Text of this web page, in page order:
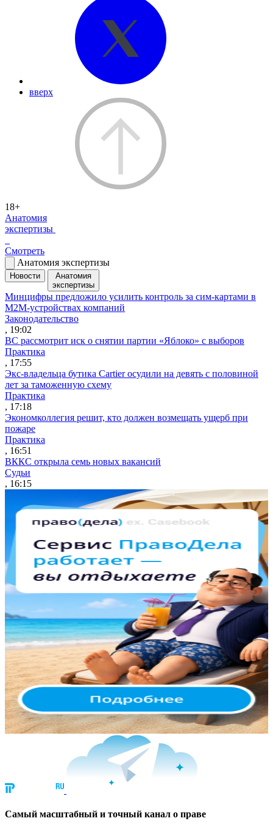
вверх
18+
Анатомия
экспертизы
Смотреть
Анатомия экспертизы
Новости
Анатомия
экспертизы
Минцифры предложило усилить контроль за сим-картами в
M2M-устройствах компаний
Законодательство
, 19:02
ВС рассмотрит иск о снятии партии «Яблоко» с выборов
Практика
, 17:55
Экс-владельца бутика Cartier осудили на девять с половиной
лет за таможенную схему
Практика
, 17:18
Экономколлегия решит, кто должен возмещать ущерб при
пожаре
Практика
, 16:51
ВККС открыла семь новых вакансий
Судьи
, 16:15
Cамый масштабный и точный канал о праве